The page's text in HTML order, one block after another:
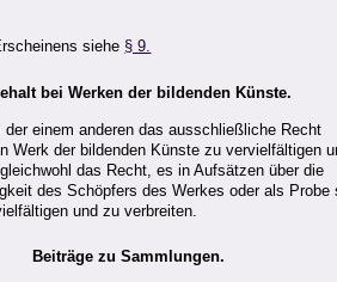
siehe § 9.
bei Werken der bildenden Künste.
der einem anderen das ausschließliche Recht
Werk der bildenden Künste zu vervielfältigen
das Recht, es in Aufsätzen über die
des Schöpfers des Werkes oder als Probe
und zu verbreiten.
Beiträge zu Sammlungen.